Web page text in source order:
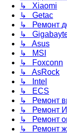
↳ Xiaomi
↳ Getac
↳ Ремонт
↳
↳ Asus
↳ MSI
↳ Foxconn
↳ AsRock
↳ Intel
↳ ECS
↳ Ремонт
↳ Ремонт
↳ Ремонт
↳ Ремонт